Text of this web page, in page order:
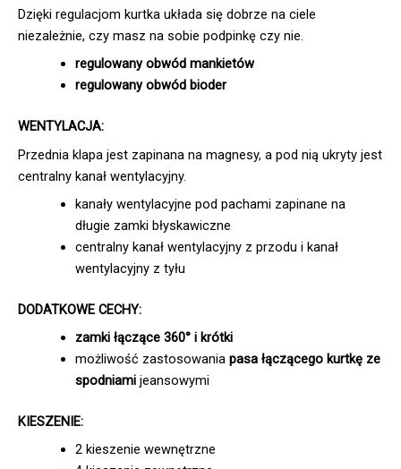
Dzięki regulacjom kurtka układa się dobrze na ciele
niezależnie, czy masz na sobie podpinkę czy nie.
regulowany obwód mankietów
regulowany obwód bioder
WENTYLACJA:
Przednia klapa jest zapinana na magnesy, a pod nią ukryty jest
centralny kanał wentylacyjny.
kanały wentylacyjne pod pachami zapinane na
długie zamki błyskawiczne
centralny kanał wentylacyjny z przodu i kanał
wentylacyjny z tyłu
DODATKOWE CECHY:
zamki łączące 360° i krótki
możliwość zastosowania pasa łączącego kurtkę ze
spodniami jeansowymi
KIESZENIE:
2 kieszenie wewnętrzne